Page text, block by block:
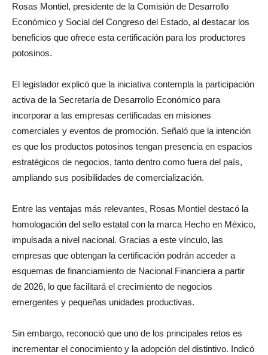
Rosas Montiel, presidente de la Comisión de Desarrollo
Económico y Social del Congreso del Estado, al destacar los
beneficios que ofrece esta certificación para los productores
potosinos.
El legislador explicó que la iniciativa contempla la participación
activa de la Secretaría de Desarrollo Económico para
incorporar a las empresas certificadas en misiones
comerciales y eventos de promoción. Señaló que la intención
es que los productos potosinos tengan presencia en espacios
estratégicos de negocios, tanto dentro como fuera del país,
ampliando sus posibilidades de comercialización.
Entre las ventajas más relevantes, Rosas Montiel destacó la
homologación del sello estatal con la marca Hecho en México,
impulsada a nivel nacional. Gracias a este vínculo, las
empresas que obtengan la certificación podrán acceder a
esquemas de financiamiento de Nacional Financiera a partir
de 2026, lo que facilitará el crecimiento de negocios
emergentes y pequeñas unidades productivas.
Sin embargo, reconoció que uno de los principales retos es
incrementar el conocimiento y la adopción del distintivo. Indicó